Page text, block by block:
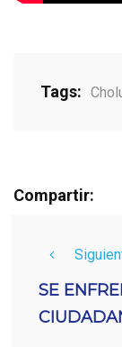
Tags:
Compartir:
SE